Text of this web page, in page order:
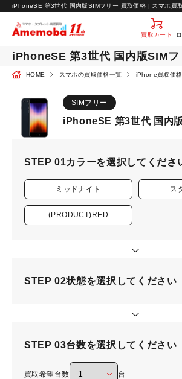
iPhoneSE 第3世代 国内版SIMフリー 買取価格 | スマホ買取
買取カート
お知らせ
お問い合わせ
iPhoneSE 第3世代 国内版SIM
HOME スマホの買取価格一覧 iPhone買取価
SIMフリー
iPhoneSE 第3世代 国内
STEP 01カラーを選択してくださ
ミッドナイト ス
(PRODUCT)RED
STEP 02状態を選択してください
STEP 03台数を選択してください
買取希望台数 台